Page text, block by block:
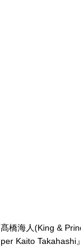
髙橋海人(King &
per Kaito Takahashi